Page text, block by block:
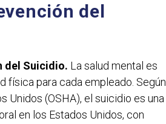
del
del Suicidio. La salud mental es
física para cada empleado. Según
Unidos (OSHA), el suicidio es una
en los Estados Unidos, con